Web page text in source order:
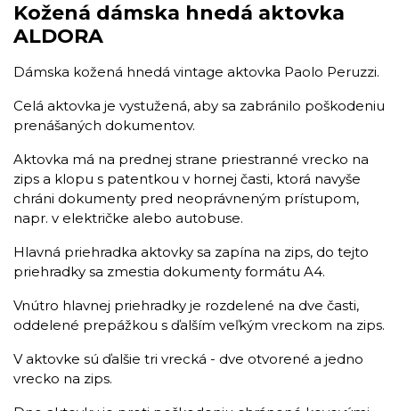
Kožená dámska hnedá aktovka
ALDORA
Dámska kožená hnedá vintage aktovka Paolo Peruzzi.
Celá aktovka je vystužená, aby sa zabránilo poškodeniu
prenášaných dokumentov.
Aktovka má na prednej strane priestranné vrecko na
zips a klopu s patentkou v hornej časti, ktorá navyše
chráni dokumenty pred neoprávneným prístupom,
napr. v električke alebo autobuse.
Hlavná priehradka aktovky sa zapína na zips, do tejto
priehradky sa zmestia dokumenty formátu A4.
Vnútro hlavnej priehradky je rozdelené na dve časti,
oddelené prepážkou s ďalším veľkým vreckom na zips.
V aktovke sú ďalšie tri vrecká - dve otvorené a jedno
vrecko na zips.